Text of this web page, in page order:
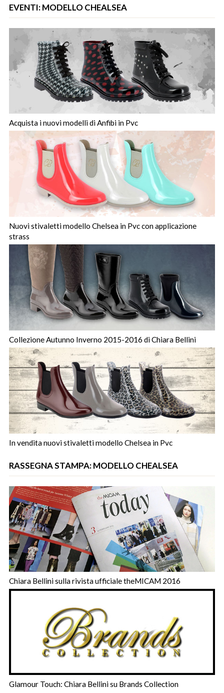
EVENTI: MODELLO CHEALSEA
Acquista i nuovi modelli di Anfibi in Pvc
Nuovi stivaletti modello Chelsea in Pvc con applicazione
strass
Collezione Autunno Inverno 2015-2016 di Chiara Bellini
In vendita nuovi stivaletti modello Chelsea in Pvc
RASSEGNA STAMPA: MODELLO CHEALSEA
Chiara Bellini sulla rivista ufficiale theMICAM 2016
Glamour Touch: Chiara Bellini su Brands Collection